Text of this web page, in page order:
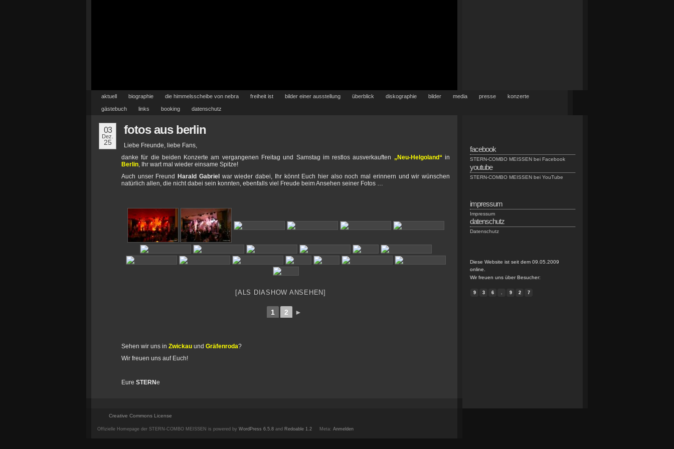
aktuell biographie die himmelsscheibe von nebra freiheit ist bilder einer ausstellung überblick diskographie bilder media presse konzerte
gästebuch links booking datenschutz
03
Dez.
25
fotos aus berlin
Liebe Freunde, liebe Fans,
danke für die beiden Konzerte am vergangenen Freitag und Samstag im restlos ausverkauften „Neu-Helgoland“ in
Berlin, Ihr wart mal wieder einsame Spitze!
Auch unser Freund
Harald Gabriel war wieder dabei, Ihr könnt Euch hier also noch mal erinnern und wir wünschen
natürlich allen, die nicht dabei sein konnten, ebenfalls viel Freude beim Ansehen seiner Fotos …
[ALS DIASHOW ANSEHEN]
1 2 ►
Sehen wir uns in Zwickau und Gräfenroda?
Wir freuen uns auf Euch!
Eure STERNe
facebook
STERN-COMBO MEISSEN bei Facebook
youtube
STERN-COMBO MEISSEN bei YouTube
impressum
Impressum
datenschutz
Datenschutz
Diese Website ist seit dem 09.05.2009
online.
Wir freuen uns über Besucher:
9 3 6 . 9 2 7
Creative Commons License
Offizielle Homepage der STERN-COMBO MEISSEN is powered by WordPress 6.5.8 and Redoable 1.2 Meta: Anmelden